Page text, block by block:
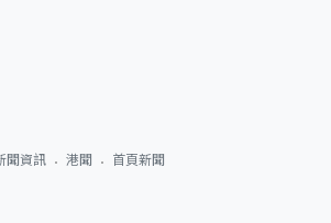
聞資訊 港聞 首頁新聞